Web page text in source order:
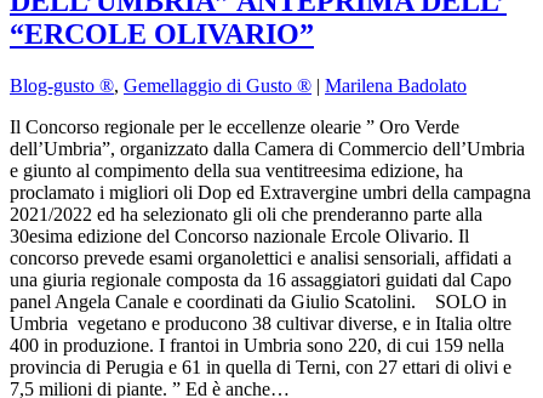
“ERCOLE OLIVARIO”
Blog-gusto ®, Gemellaggio di Gusto ® | Marilena Badolato
Il Concorso regionale per le eccellenze olearie ” Oro Verde
dell’Umbria”, organizzato dalla Camera di Commercio dell’Umbria
e giunto al compimento della sua ventitreesima edizione, ha
proclamato i migliori oli Dop ed Extravergine umbri della campagna
2021/2022 ed ha selezionato gli oli che prenderanno parte alla
30esima edizione del Concorso nazionale Ercole Olivario. Il
concorso prevede esami organolettici e analisi sensoriali, affidati a
una giuria regionale composta da 16 assaggiatori guidati dal Capo
panel Angela Canale e coordinati da Giulio Scatolini. SOLO in
Umbria vegetano e producono 38 cultivar diverse, e in Italia oltre
400 in produzione. I frantoi in Umbria sono 220, di cui 159 nella
provincia di Perugia e 61 in quella di Terni, con 27 ettari di olivi e
7,5 milioni di piante. ” Ed è anche…